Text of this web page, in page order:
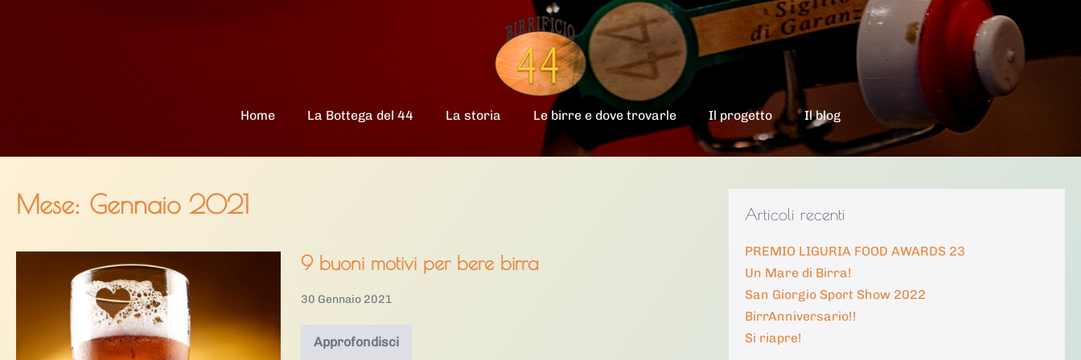
Home La Bottega del 44 La storia Le birre e dove trovarle Il progetto Il blog
Mese: Gennaio 2021
9 buoni motivi per bere birra
30 Gennaio 2021
Approfondisci
9
Articoli recenti
PREMIO LIGURIA FOOD AWARDS 23
Un Mare di Birra!
San Giorgio Sport Show 2022
BirrAnniversario!!
Si riapre!